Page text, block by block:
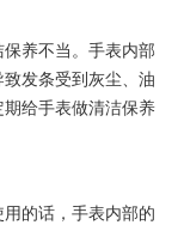
养不当。手表内部
发条受到灰尘、油
给手表做清洁保养
的话，手表内部的